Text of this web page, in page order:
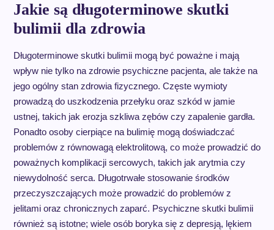
Jakie są długoterminowe skutki
bulimii dla zdrowia
Długoterminowe skutki bulimii mogą być poważne i mają
wpływ nie tylko na zdrowie psychiczne pacjenta, ale także na
jego ogólny stan zdrowia fizycznego. Częste wymioty
prowadzą do uszkodzenia przełyku oraz szkód w jamie
ustnej, takich jak erozja szkliwa zębów czy zapalenie gardła.
Ponadto osoby cierpiące na bulimię mogą doświadczać
problemów z równowagą elektrolitową, co może prowadzić do
poważnych komplikacji sercowych, takich jak arytmia czy
niewydolność serca. Długotrwałe stosowanie środków
przeczyszczających może prowadzić do problemów z
jelitami oraz chronicznych zaparć. Psychiczne skutki bulimii
również są istotne; wiele osób boryka się z depresją, lękiem